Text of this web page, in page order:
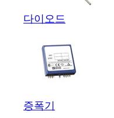
다이오드
증폭기